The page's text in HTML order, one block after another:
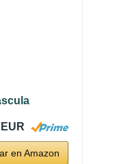
en Amazon